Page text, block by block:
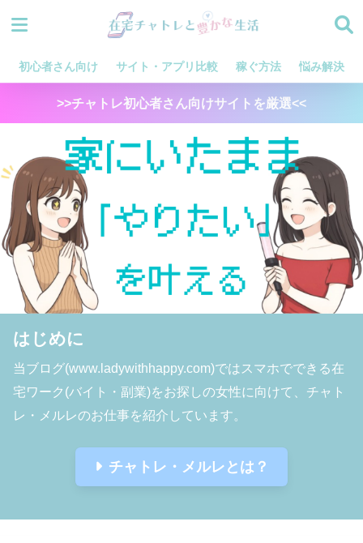
初心者さん向け サイト・アプリ比較 稼ぐ方法 悩み解決
>>チャトレ初心者さん向けサイトを厳選<<
はじめに
当ブログ(www.ladywithhappy.com)ではスマホでできる在
宅ワーク(バイト・副業)をお探しの女性に向けて、チャト
レ・メルレのお仕事を紹介しています。
チャトレ・メルレとは？